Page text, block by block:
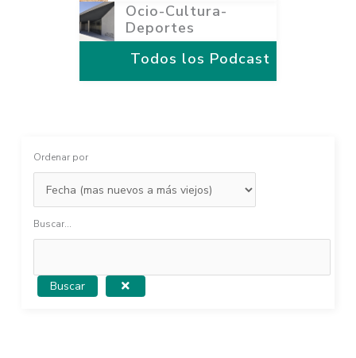
Ocio-Cultura-
Deportes
Todos los Podcast
Ordenar por
Buscar...
Buscar